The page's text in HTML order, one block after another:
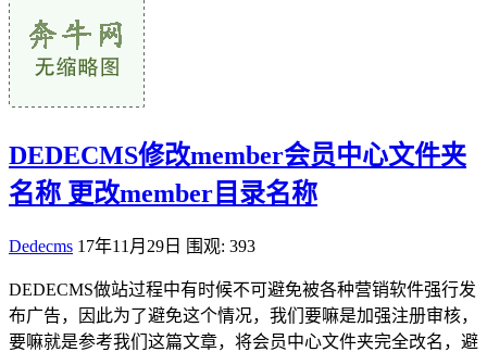
DEDECMS修改member会员中心文件夹
名称 更改member目录名称
Dedecms 17年11月29日 围观: 393
DEDECMS做站过程中有时候不可避免被各种营销软件强行发
布广告，因此为了避免这个情况，我们要嘛是加强注册审核，
要嘛就是参考我们这篇文章，将会员中心文件夹完全改名，避